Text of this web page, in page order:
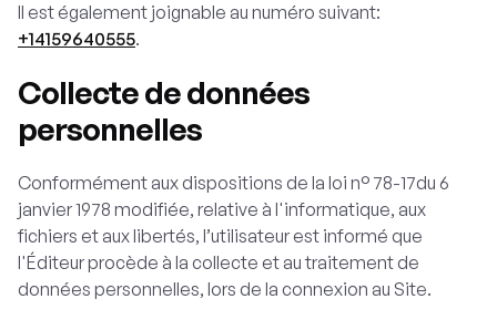
Il est également joignable au numéro suivant:
+14159640555.
Collecte de données
personnelles
Conformément aux dispositions de la loi n° 78-17du 6
janvier 1978 modifiée, relative à l'informatique, aux
fichiers et aux libertés, l’utilisateur est informé que
l'Éditeur procède à la collecte et au traitement de
données personnelles, lors de la connexion au Site.